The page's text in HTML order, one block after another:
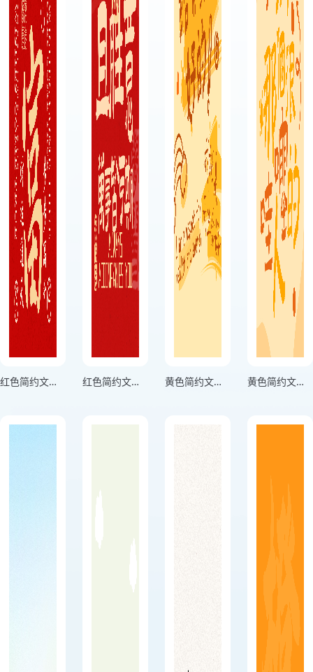
红色简约文艺风格万事顺利竖版手机壁纸海报 红色简约文艺风格欢愉且胜意竖版手机壁纸海报 黄色简约文字风格放心结果都是好的竖版手机壁纸海报 黄色简约文字风格好运竖版手机壁纸海报